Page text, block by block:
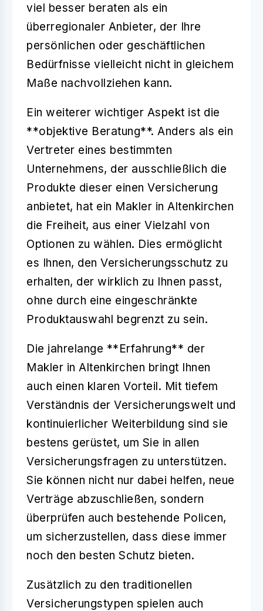
viel besser beraten als ein
überregionaler Anbieter, der Ihre
persönlichen oder geschäftlichen
Bedürfnisse vielleicht nicht in gleichem
Maße nachvollziehen kann.
Ein weiterer wichtiger Aspekt ist die
**objektive Beratung**. Anders als ein
Vertreter eines bestimmten
Unternehmens, der ausschließlich die
Produkte dieser einen Versicherung
anbietet, hat ein Makler in Altenkirchen
die Freiheit, aus einer Vielzahl von
Optionen zu wählen. Dies ermöglicht
es Ihnen, den Versicherungsschutz zu
erhalten, der wirklich zu Ihnen passt,
ohne durch eine eingeschränkte
Produktauswahl begrenzt zu sein.
Die jahrelange **Erfahrung** der
Makler in Altenkirchen bringt Ihnen
auch einen klaren Vorteil. Mit tiefem
Verständnis der Versicherungswelt und
kontinuierlicher Weiterbildung sind sie
bestens gerüstet, um Sie in allen
Versicherungsfragen zu unterstützen.
Sie können nicht nur dabei helfen, neue
Verträge abzuschließen, sondern
überprüfen auch bestehende Policen,
um sicherzustellen, dass diese immer
noch den besten Schutz bieten.
Zusätzlich zu den traditionellen
Versicherungstypen spielen auch